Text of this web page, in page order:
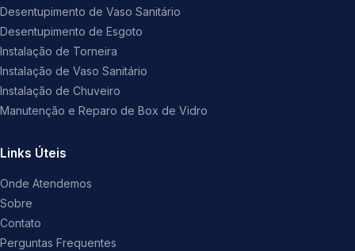
Desentupimento de Vaso Sanitário
Desentupimento de Esgoto
Instalação de Torneira
Instalação de Vaso Sanitário
Instalação de Chuveiro
Manutenção e Reparo de Box de Vidro
Links Úteis
Onde Atendemos
Sobre
Contato
Perguntas Frequentes